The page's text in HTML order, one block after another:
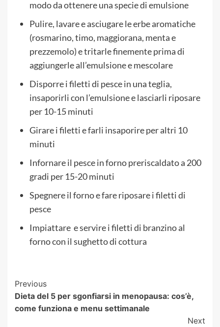
modo da ottenere una specie di emulsione
Pulire, lavare e asciugare le erbe aromatiche
(rosmarino, timo, maggiorana, menta e
prezzemolo) e tritarle finemente prima di
aggiungerle all’emulsione e mescolare
Disporre i filetti di pesce in una teglia,
insaporirli con l’emulsione e lasciarli riposare
per 10-15 minuti
Girare i filetti e farli insaporire per altri 10
minuti
Infornare il pesce in forno preriscaldato a 200
gradi per 15-20 minuti
Spegnere il forno e fare riposare i filetti di
pesce
Impiattare e servire i filetti di branzino al
forno con il sughetto di cottura
Post
Navigation
Previous
Dieta del 5 per sgonfiarsi in menopausa: cos’è,
come funziona e menu settimanale
Next